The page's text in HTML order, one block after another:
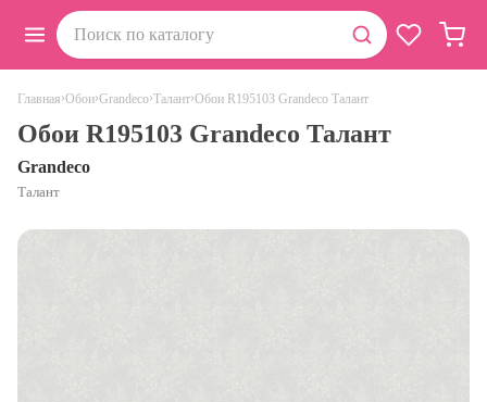
Главная›Обои›Grandeco›Талант›Обои R195103 Grandeco Талант
Обои R195103 Grandeco Талант
Grandeco
Талант